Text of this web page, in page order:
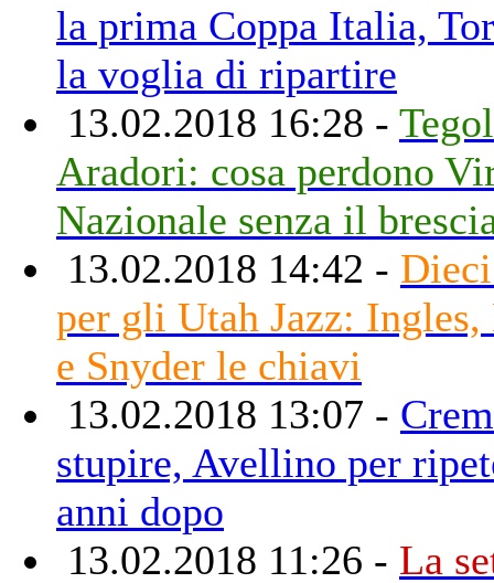
la prima Coppa Italia,
la voglia di ripartire
13.02.2018 16:28 -
Aradori: cosa perdono
Nazionale senza il
13.02.2018 14:42 -
per gli Utah Jazz:
e Snyder le chiavi
13.02.2018 13:07 -
stupire, Avellino per
anni dopo
13.02.2018 11:26 - La